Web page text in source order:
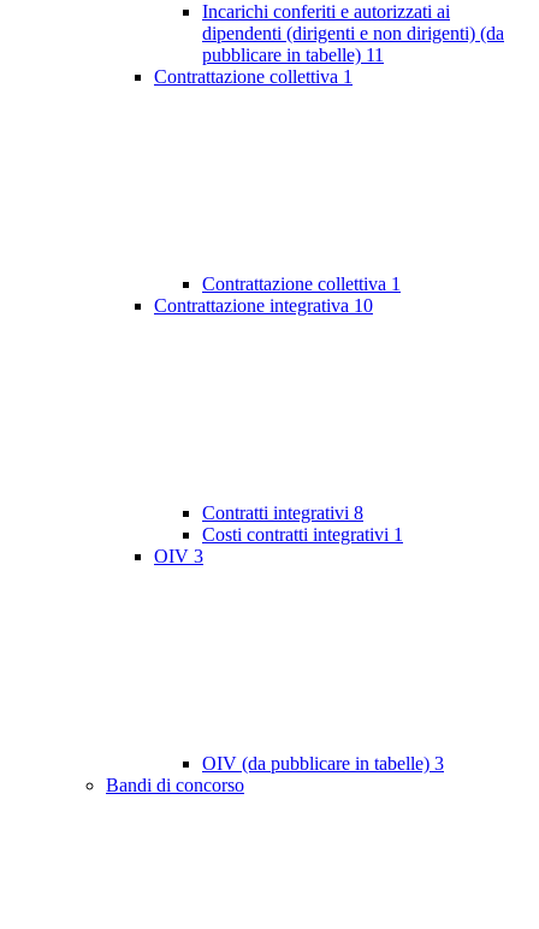
Incarichi conferiti e autorizzati ai
dipendenti (dirigenti e non dirigenti) (da
pubblicare in tabelle) 11
Contrattazione collettiva 1
Contrattazione collettiva 1
Contrattazione integrativa 10
Contratti integrativi 8
Costi contratti integrativi 1
OIV 3
OIV (da pubblicare in tabelle) 3
Bandi di concorso